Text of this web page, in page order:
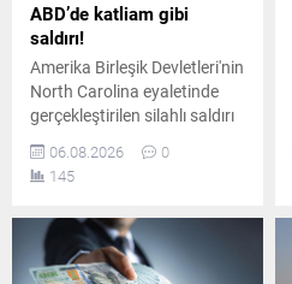
ABD’de katliam gibi
saldırı!
Amerika Birleşik Devletleri'nin
North Carolina eyaletinde
gerçekleştirilen silahlı saldırı
sonucunda çok sayıda kişi
hayatını kaybetti. Bölgeye
çok sayıda ekip sevk edilirken
soruşturma başlatıldı.
06.08.2026
0
145